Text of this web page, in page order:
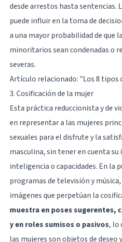
desde arrestos hasta sentencias.
puede influir en la toma de
a una mayor probabilidad de que
minoritarios sean condenadas o
severas.
Artículo relacionado: "Los 8 tipos
3. Cosificación de la mujer
Esta práctica reduccionista y de
en representar a las mujeres
sexuales para el disfrute y la
masculina, sin tener en cuenta su
inteligencia o capacidades. En la
programas de televisión y
imágenes que perpetúan la
muestra en poses sugerentes,
y en roles sumisos o pasivos, lo
las mujeres son objetos de deseo